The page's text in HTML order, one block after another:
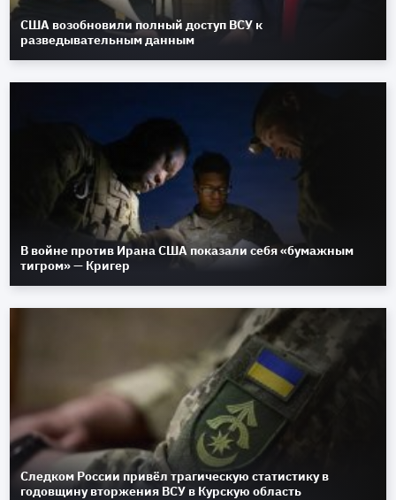
США возобновили полный доступ ВСУ к
разведывательным данным
В войне против Ирана США показали себя «бумажным
тигром» — Кригер
Следком России привёл трагическую статистику в
годовщину вторжения ВСУ в Курскую область